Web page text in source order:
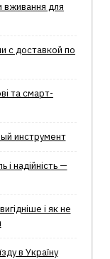
вживання для
с доставкой по
та смарт-
инструмент
і надійність —
і як не
в Україну